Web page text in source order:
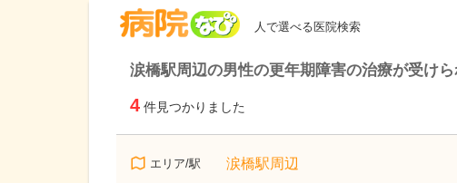
人で選べる医院検索
涙橋駅周辺の男性の更年期障害の治療が受けら
4 件見つかりました
エリア/駅 涙橋駅周辺